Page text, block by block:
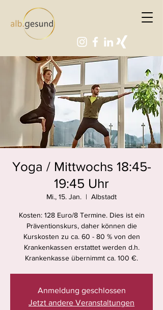
Yoga / Mittwochs 18:45-
19:45 Uhr
Mi., 15. Jan.
  |
Albstadt
Kosten: 128 Euro/8 Termine. Dies ist ein
Präventionskurs, daher können die
Kurskosten zu ca. 60 - 80 % von den
Krankenkassen erstattet werden d.h.
Krankenkasse übernimmt ca. 100 €.
Anmeldung geschlossen
Jetzt andere Veranstaltungen